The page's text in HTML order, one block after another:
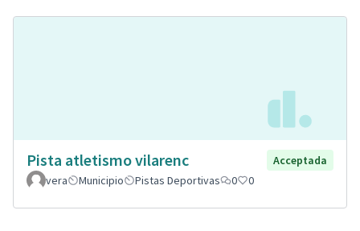
Pista atletismo vilarenc
Acceptada
vera
Municipio Pistas Deportivas 0 0